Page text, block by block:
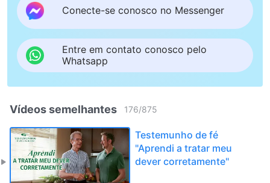
Conecte-se conosco no Messenger
Entre em contato conosco pelo
Whatsapp
Vídeos semelhantes 176/875
Testemunho de fé
"Aprendi a tratar meu
dever corretamente"